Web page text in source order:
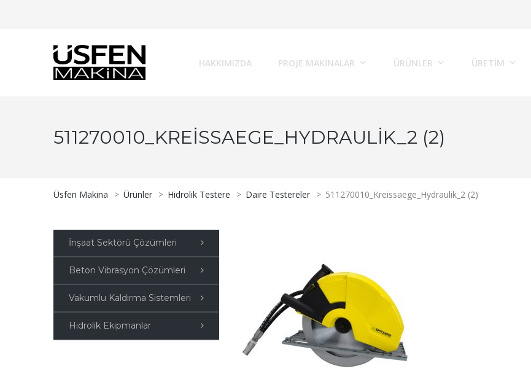
HAKKIMIZDA PROJE MAKINALAR ÜRÜNLER ÜRETİM
511270010_KREISSAEGE_HYDRAULIK_2 (2)
Üsfen Makina > Ürünler > Hidrolik Testere > Daire Testereler > 511270010_Kreissaege_Hydraulik_2 (2)
İnşaat Sektörü Çözümleri
Beton Vibrasyon Çözümleri
Vakumlu Kaldırma Sistemleri
Hidrolik Ekipmanlar